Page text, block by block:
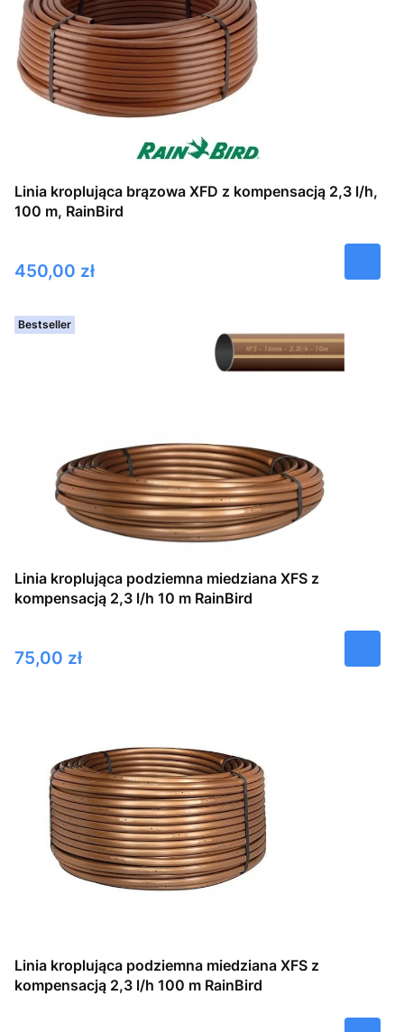
Linia kroplująca brązowa XFD z kompensacją 2,3 l/h,
100 m, RainBird
Cena
450,00 zł
Bestseller
Linia kroplująca podziemna miedziana XFS z
kompensacją 2,3 l/h 10 m RainBird
Cena
75,00 zł
Linia kroplująca podziemna miedziana XFS z
kompensacją 2,3 l/h 100 m RainBird